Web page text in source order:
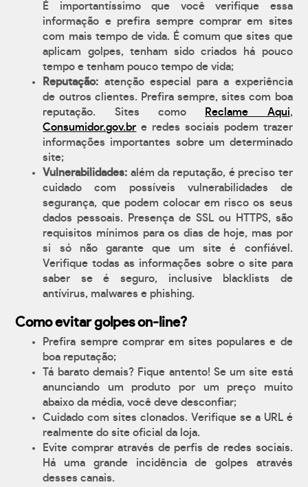
É importantíssimo que você verifique essa
informação e prefira sempre comprar em sites
com mais tempo de vida. É comum que sites que
aplicam golpes, tenham sido criados há pouco
tempo e tenham pouco tempo de vida;
Reputação: atenção especial para a experiência
de outros clientes. Prefira sempre, sites com boa
reputação. Sites como
Reclame Aqui,
Consumidor.gov.br e redes sociais podem trazer
informações importantes sobre um determinado
site;
Vulnerabilidades: além da reputação, é preciso ter
cuidado com possíveis vulnerabilidades de
segurança, que podem colocar em risco os seus
dados pessoais. Presença de SSL ou HTTPS, são
requisitos mínimos para os dias de hoje, mas por
si só não garante que um site é confiável.
Verifique todas as informações sobre o site para
saber se é seguro, inclusive blacklists de
antívirus, malwares e phishing.
Como evitar golpes on-line?
Prefira sempre comprar em sites populares e de
boa reputação;
Tá barato demais? Fique antento! Se um site está
anunciando um produto por um preço muito
abaixo da média, você deve desconfiar;
Cuidado com sites clonados. Verifique se a URL é
realmente do site oficial da loja.
Evite comprar através de perfis de redes sociais.
Há uma grande incidência de golpes através
desses canais.